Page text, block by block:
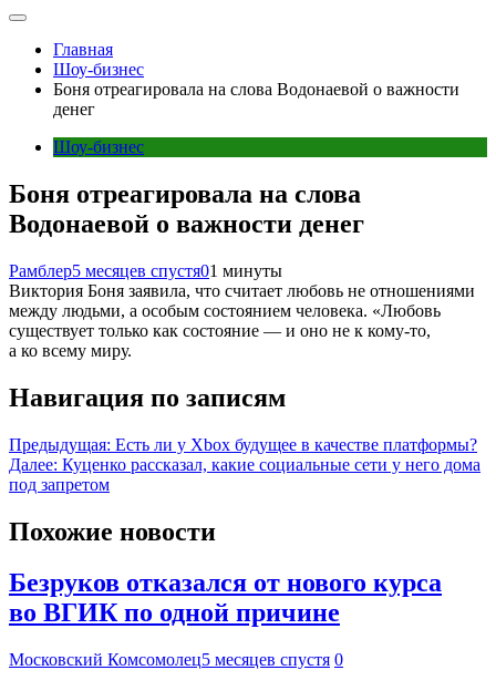
Главная
Шоу-бизнес
Боня отреагировала на слова Водонаевой о важности
денег
Шоу-бизнес
Боня отреагировала на слова
Водонаевой о важности денег
Рамблер5 месяцев спустя01 минуты
Виктория Боня заявила, что считает любовь не отношениями
между людьми, а особым состоянием человека. «Любовь
существует только как состояние — и оно не к кому-то,
а ко всему миру.
Навигация по записям
Предыдущая: Есть ли у Xbox будущее в качестве платформы?
Далее: Куценко рассказал, какие социальные сети у него дома
под запретом
Похожие новости
Безруков отказался от нового курса
во ВГИК по одной причине
Московский Комсомолец5 месяцев спустя 0